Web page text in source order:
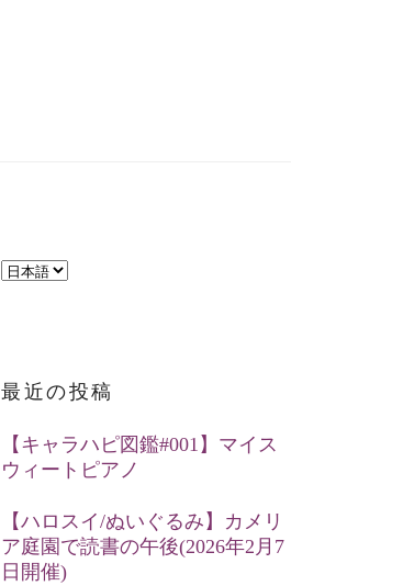
言
択
最近の投稿
【キャラハピ図鑑#001】マイス
ウィートピアノ
【ハロスイ/ぬいぐるみ】カメリ
ア庭園で読書の午後(2026年2月7
日開催)